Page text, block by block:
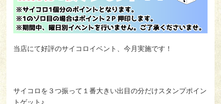
Japan(日本語)
よくある質問
プライバシーポリシー
当店にて好評のサイコロイベント、今月実施です！
サイコロを３つ振って１番大きい出目の分だけスタンプポイン
トゲット♪